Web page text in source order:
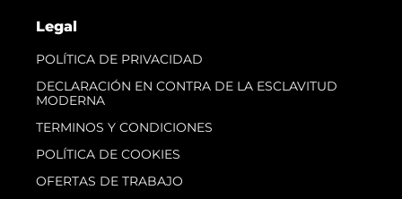
Legal
POLÍTICA DE PRIVACIDAD
DECLARACIÓN EN CONTRA DE LA ESCLAVITUD
MODERNA
TERMINOS Y CONDICIONES
POLÍTICA DE COOKIES
OFERTAS DE TRABAJO